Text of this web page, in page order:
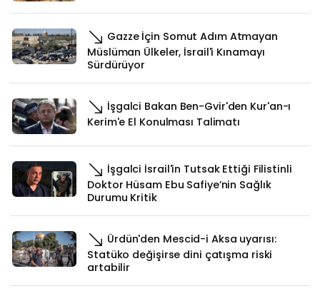
Gazze İçin Somut Adım Atmayan
Müslüman Ülkeler, İsrail'i Kınamayı
Sürdürüyor
İşgalci Bakan Ben-Gvir'den Kur'an-ı
Kerim'e El Konulması Talimatı
İşgalci İsrail'in Tutsak Ettiği Filistinli
Doktor Hüsam Ebu Safiye’nin Sağlık
Durumu Kritik
Ürdün'den Mescid-i Aksa uyarısı:
Statüko değişirse dini çatışma riski
artabilir